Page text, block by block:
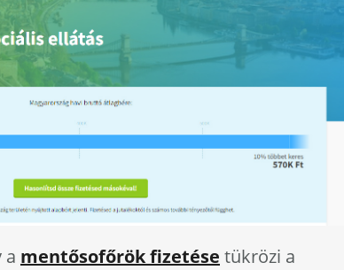
a mentősofőrök fizetése tükrözi a